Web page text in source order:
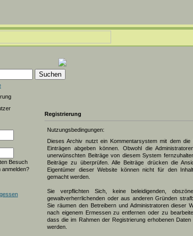
Besuch
anmelden?
Registrierung
Nutzungsbedingungen:
Dieses Archiv nutzt ein Kommentarsystem mit dem
Einträgen abgeben können. Obwohl die
unerwünschten Beiträge von diesem System
Beiträge zu überprüfen. Alle Beiträge drücken die
Eigentümer dieser Website können nicht für den
gemacht werden.
Sie verpflichten Sich, keine beleidigenden,
gewaltverherrlichenden oder aus anderen Gründen
Sie räumen den Betreibern und Administratoren dieser
nach eigenem Ermessen zu entfernen oder zu
dass die im Rahmen der Registrierung erhobenen
werden.